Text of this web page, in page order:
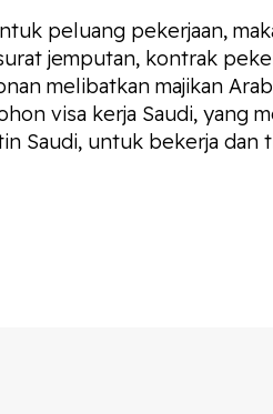
peluang pekerjaan,
jemputan, kontrak
melibatkan majikan
visa kerja Saudi, yang
Saudi, untuk bekerja